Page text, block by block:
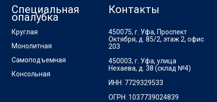
Специальная
опалубка
Круглая
Монолитная
Самоподъемная
Консольная
Контакты
450075, г. Уфа, Проспект
Октября, д. 85/2, этаж 2, офис
203
450003, г. Уфа, улица
Нехаева, д. 38 (склад №4)
ИНН: 7729329533
ОГРН: 1037739024839